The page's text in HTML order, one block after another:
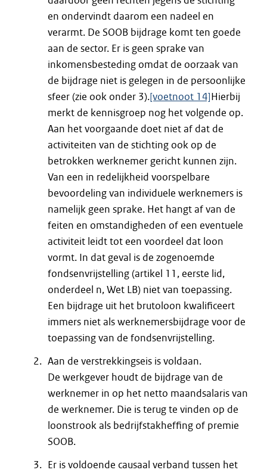
en ondervindt daarom een nadeel en
verarmt. De SOOB bijdrage komt ten goede
aan de sector. Er is geen sprake van
inkomensbesteding omdat de oorzaak van
de bijdrage niet is gelegen in de persoonlijke
sfeer (zie ook onder 3).[voetnoot 14]Hierbij
merkt de kennisgroep nog het volgende op.
Aan het voorgaande doet niet af dat de
activiteiten van de stichting ook op de
betrokken werknemer gericht kunnen zijn.
Van een in redelijkheid voorspelbare
bevoordeling van individuele werknemers is
namelijk geen sprake. Het hangt af van de
feiten en omstandigheden of een eventuele
activiteit leidt tot een voordeel dat loon
vormt. In dat geval is de zogenoemde
fondsenvrijstelling (artikel 11, eerste lid,
onderdeel n, Wet LB) niet van toepassing.
Een bijdrage uit het brutoloon kwalificeert
immers niet als werknemersbijdrage voor de
toepassing van de fondsenvrijstelling.
Aan de verstrekkingseis is voldaan.
De werkgever houdt de bijdrage van de
werknemer in op het netto maandsalaris van
de werknemer. Die is terug te vinden op de
loonstrook als bedrijfstakheffing of premie
SOOB.
Er is voldoende causaal verband tussen het